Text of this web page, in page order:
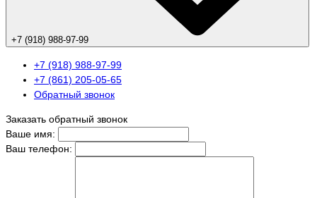
+7 (918) 988-97-99
+7 (918) 988-97-99
+7 (861) 205-05-65
Обратный звонок
Заказать обратный звонок
Ваше имя:
Ваш телефон: